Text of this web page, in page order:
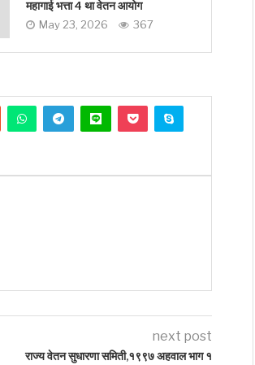
महागाई भत्ता 4 था वेतन आयोग
May 23, 2026 367
next post
राज्य वेतन सुधारणा समिती,१९९७ अहवाल भाग १